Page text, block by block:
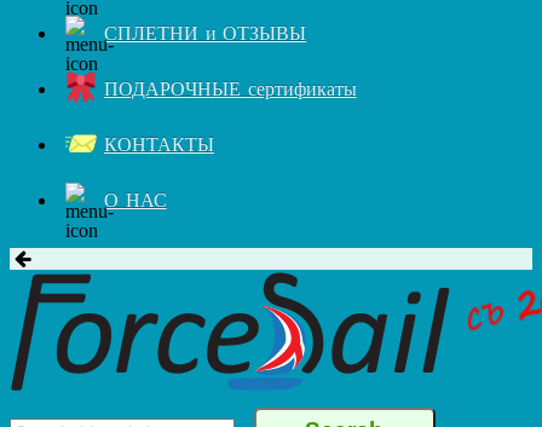
СПЛЕТНИ и ОТЗЫВЫ
ПОДАРОЧНЫЕ сертификаты
КОНТАКТЫ
О НАС